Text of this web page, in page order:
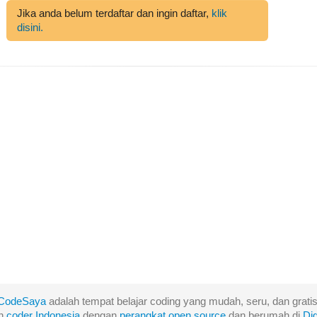
Jika anda belum terdaftar dan ingin daftar, klik
disini.
adalah tempat belajar coding yang mudah, seru, dan